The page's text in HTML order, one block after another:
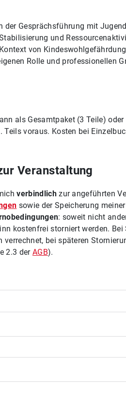
der Gesprächsführung mit
und
von
Rolle und professionellen
als Gesamtpaket (3 Teile)
Teils voraus. Kosten bei
Veranstaltung
verbindlichzur angeführten
sowie der Speicherung
: soweit nicht
kostenfrei storniert werden.
verrechnet, bei späteren
2.3 der AGB).